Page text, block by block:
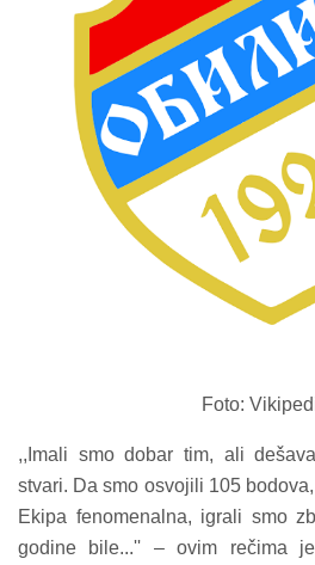
Foto:
,,Imali smo dobar tim, ali
stvari. Da smo osvojili 105
Ekipa fenomenalna, igrali smo
godine bile...'' – ovim rečima